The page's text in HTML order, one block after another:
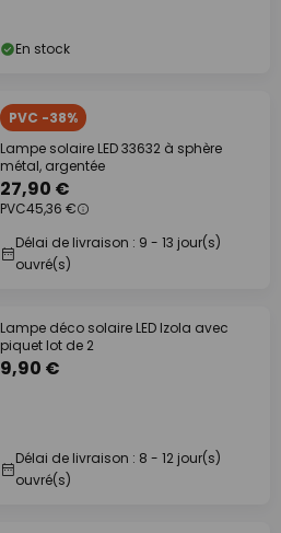
En stock
PVC -38%
Lampe solaire LED 33632 à sphère
métal, argentée
27,90 €
PVC45,36 €
Délai de livraison : 9 - 13 jour(s)
ouvré(s)
Lampe déco solaire LED Izola avec
piquet lot de 2
9,90 €
Délai de livraison : 8 - 12 jour(s)
ouvré(s)